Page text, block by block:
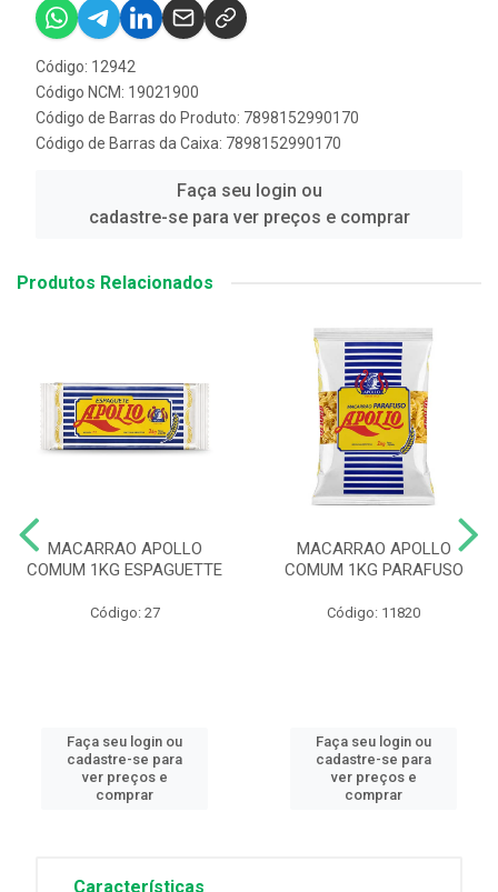
Código: 12942
Código NCM: 19021900
Código de Barras do Produto: 7898152990170
Código de Barras da Caixa: 7898152990170
Faça seu login ou
cadastre-se para ver preços e comprar
Produtos Relacionados
MACARRAO APOLLO
COMUM 1KG ESPAGUETTE
Código: 27
Faça seu login ou
cadastre-se para
ver preços e
comprar
MACARRAO APOLLO
COMUM 1KG PARAFUSO
Código: 11820
Faça seu login ou
cadastre-se para
ver preços e
comprar
Características